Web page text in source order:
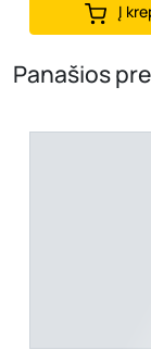
Į
Panašios